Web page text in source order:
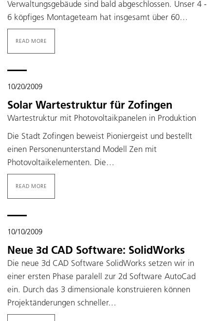
Verwaltungsgebäude sind bald abgeschlossen. Unser 4 -
6 köpfiges Montageteam hat insgesamt über 60…
READ MORE
10/20/2009
Solar Wartestruktur für Zofingen
Wartestruktur mit Photovoltaikpanelen in Produktion
Die Stadt Zofingen beweist Pioniergeist und bestellt
einen Personenunterstand Modell Zen mit
Photovoltaikelementen. Die…
READ MORE
10/10/2009
Neue 3d CAD Software: SolidWorks
Die neue 3d CAD Software SolidWorks setzen wir in
einer ersten Phase paralell zur 2d Software AutoCad
ein. Durch das 3 dimensionale konstruieren können
Projektänderungen schneller…